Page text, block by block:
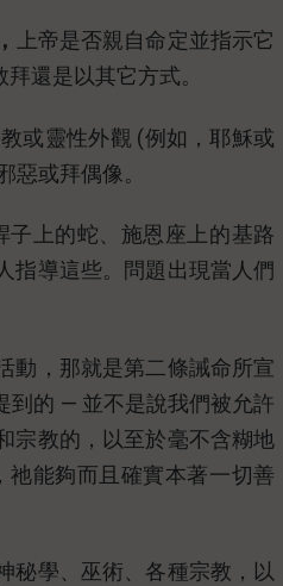
上帝是否親自命定並指示它
還是以其它方式。
或靈性外觀 (例如，耶穌或
惡或拜偶像。
上的蛇、施恩座上的基路
指導這些。問題出現當人們
動，那就是第二條誡命所宣
到的 — 並不是說我們被允許
宗教的，以至於毫不含糊地
能夠而且確實本著一切善
秘學、巫術、各種宗教，以